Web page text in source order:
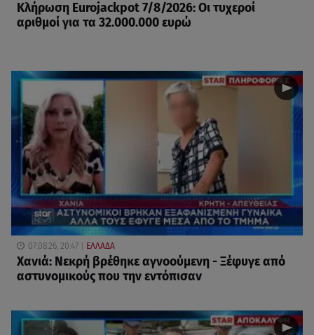
Κλήρωση Eurojackpot 7/8/2026: Οι τυχεροί
αριθμοί για τα 32.000.000 ευρώ
07.08.26, 20:47 ΕΛΛΑΔΑ
Χανιά: Νεκρή βρέθηκε αγνοούμενη - Ξέφυγε από
αστυνομικούς που την εντόπισαν